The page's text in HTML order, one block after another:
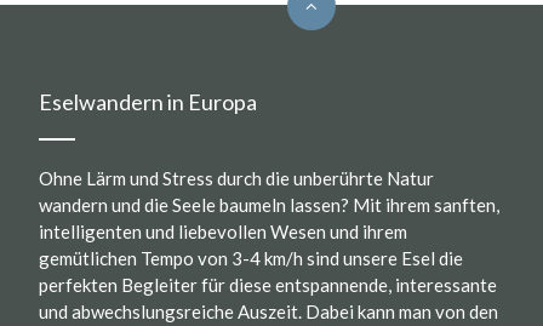
Eselwandern in Europa
Ohne Lärm und Stress durch die unberührte Natur
wandern und die Seele baumeln lassen? Mit ihrem sanften,
intelligenten und liebevollen Wesen und ihrem
gemütlichen Tempo von 3-4 km/h sind unsere Esel die
perfekten Begleiter für diese entspannende, interessante
und abwechslungsreiche Auszeit. Dabei kann man von den